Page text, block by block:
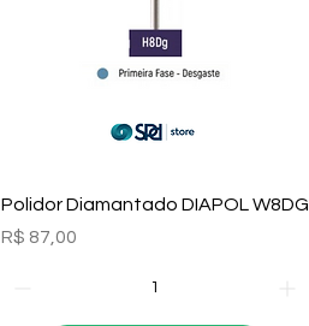
Visualização rápida
Polidor Diamantado DIAPOL W8DG
Preço
R$ 87,00